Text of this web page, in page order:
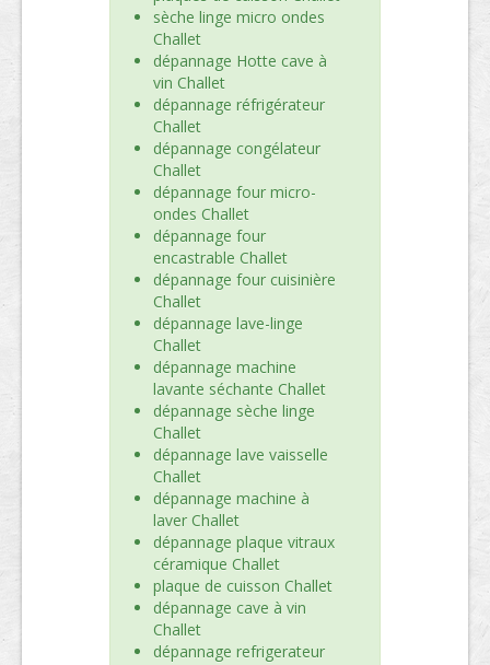
sèche linge micro ondes
Challet
dépannage Hotte cave à
vin Challet
dépannage réfrigérateur
Challet
dépannage congélateur
Challet
dépannage four micro-
ondes Challet
dépannage four
encastrable Challet
dépannage four cuisinière
Challet
dépannage lave-linge
Challet
dépannage machine
lavante séchante Challet
dépannage sèche linge
Challet
dépannage lave vaisselle
Challet
dépannage machine à
laver Challet
dépannage plaque vitraux
céramique Challet
plaque de cuisson Challet
dépannage cave à vin
Challet
dépannage refrigerateur